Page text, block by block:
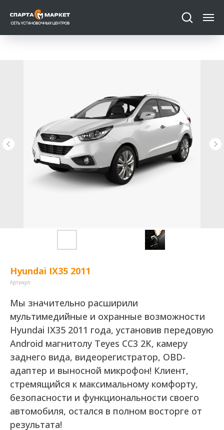
Hyundai IX35 2011
Артикул:
Мы значительно расширили
мультимедийные и охранные возможности
Hyundai IX35 2011 года, установив передовую
Android магнитолу Teyes CC3 2K, камеру
заднего вида, видеорегистратор, OBD-
адаптер и выносной микрофон! Клиент,
стремящийся к максимальному комфорту,
безопасности и функциональности своего
автомобиля, остался в полном восторге от
результата!